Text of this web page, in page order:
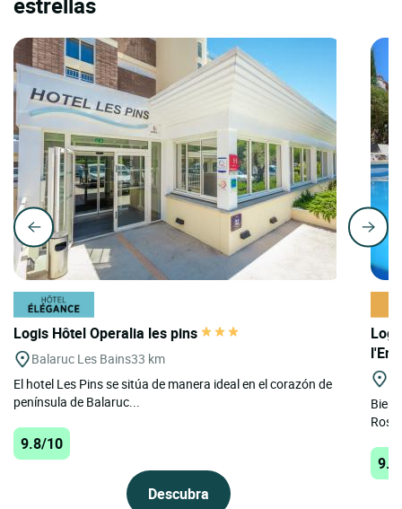
Logis Hôtel Operalia les pins
Balaruc Les Bains33 km
El hotel Les Pins se sitúa de manera ideal en el corazón de
península de Balaruc...
9.8/10
Descubra